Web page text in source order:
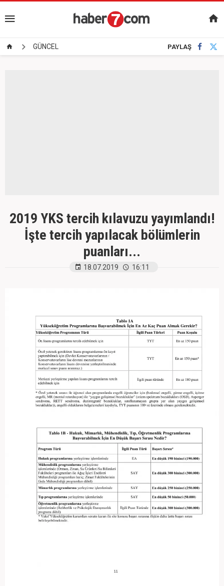
GÜNCEL PAYLAŞ
2019 YKS tercih kılavuzu yayımlandı!
İşte tercih yapılacak bölümlerin
puanları...
18.07.2019 16:11